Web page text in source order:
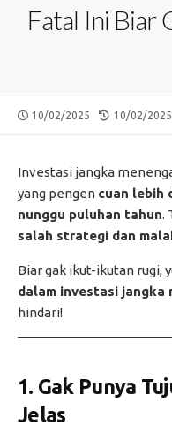
Fatal Ini Biar
PUBLISHED
10/02/2025
LAST
10/02/2025
Investasi jangka
yang pengen cuan lebih
nunggu puluhan tahun.
salah strategi dan
Biar gak ikut-ikutan rugi,
dalam investasi jangka
hindari!
1. Gak Punya
Jelas